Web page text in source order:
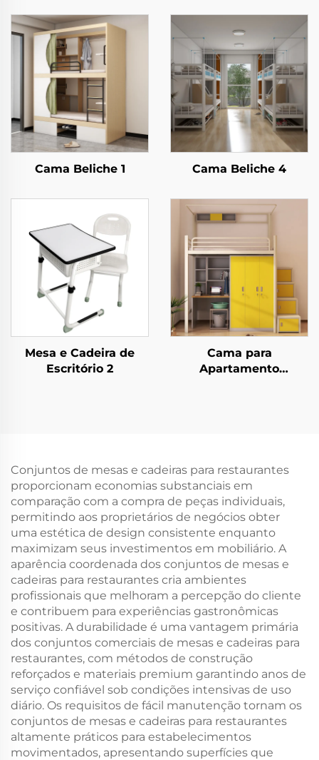
Cama Beliche 1 Cama Beliche 4
Mesa e Cadeira de
Escritório 2
Cama para
Apartamento
Conjuntos de mesas e cadeiras para restaurantes
proporcionam economias substanciais em
comparação com a compra de peças individuais,
permitindo aos proprietários de negócios obter
uma estética de design consistente enquanto
maximizam seus investimentos em mobiliário. A
aparência coordenada dos conjuntos de mesas e
cadeiras para restaurantes cria ambientes
profissionais que melhoram a percepção do cliente
e contribuem para experiências gastronômicas
positivas. A durabilidade é uma vantagem primária
dos conjuntos comerciais de mesas e cadeiras para
restaurantes, com métodos de construção
reforçados e materiais premium garantindo anos de
serviço confiável sob condições intensivas de uso
diário. Os requisitos de fácil manutenção tornam os
conjuntos de mesas e cadeiras para restaurantes
altamente práticos para estabelecimentos
movimentados, apresentando superfícies que